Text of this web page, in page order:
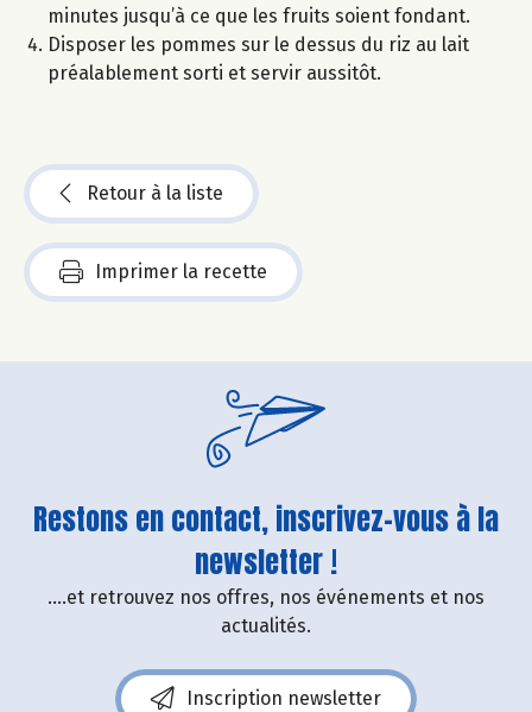
minutes jusqu’à ce que les fruits soient fondant.
Disposer les pommes sur le dessus du riz au lait
préalablement sorti et servir aussitôt.
Retour à la liste
Imprimer la recette
Restons en contact, inscrivez-vous à la
newsletter !
....et retrouvez nos offres, nos événements et nos
actualités.
Inscription newsletter